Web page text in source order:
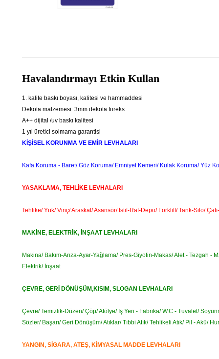
Havalandırmayı Etkin Kullan
1. kalite baskı boyası, kalitesi ve hammaddesi
Dekota malzemesi: 3mm dekota foreks
A++ dijital /uv baskı kalitesi
1 yıl üretici solmama garantisi
KİŞİSEL KORUNMA VE EMİR LEVHALARI
Kafa Koruma - Baret/ Göz Koruma/ Emniyet Kemeri/ Kulak Koruma/ Yüz
YASAKLAMA, TEHLİKE LEVHALARI
Tehlike/ Yük/ Vinç/ Araskal/ Asansör/ İstif-Raf-Depo/ Forklift/ Tank-Silo/
MAKİNE, ELEKTRİK, İNŞAAT LEVHALARI
Makina/ Bakım-Arıza-Ayar-Yağlama/ Pres-Giyotin-Makas/ Alet - Tezgah
Elektrik/ İnşaat
ÇEVRE, GERİ DÖNÜŞÜM,KISIM, SLOGAN LEVHALARI
Çevre/ Temizlik-Düzen/ Çöp/ Atölye/ İş Yeri - Fabrika/ W.C - Tuvalet/
Sözler/ Başarı/ Geri Dönüşüm/ Atıklar/ Tıbbi Atık/ Tehlikeli Atık/ Pil - Akü/
YANGIN, SİGARA, ATEŞ, KİMYASAL MADDE LEVHALARI